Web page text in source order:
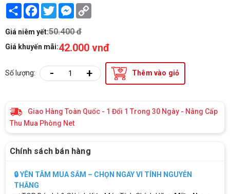
Share Facebook
TwitterMessenger
Giá niêm yết:50.400 đ
Giá khuyến mãi:42.000 vnđ
Số lượng: - + Thêm vào giỏ
Giao Hàng Toàn Quốc - 1 Đổi 1 Trong 30 Ngày - Nâng Cấp
Thu Mua Phòng Net
Chính sách bán hàng
🔒 YÊN TÂM MUA SẮM – CHỌN NGAY VI TÍNH NGUYỄN
THẮNG